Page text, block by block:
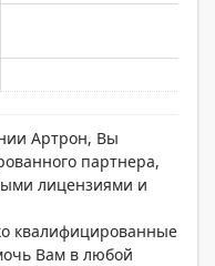
Артрон, Вы
партнера,
лицензиями и
квалифицированные
Вам в любой